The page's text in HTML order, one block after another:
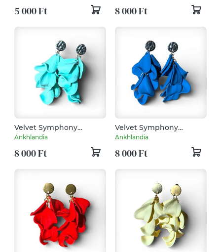
5 000 Ft 8 000 Ft
Velvet Symphony
fülbevaló Pasztell Zöld
Ankhlandia
8 000 Ft
Velvet Symphony
fülbevaló Óceánkék
Ankhlandia
8 000 Ft